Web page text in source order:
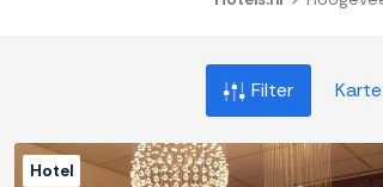
Filter
Hotel